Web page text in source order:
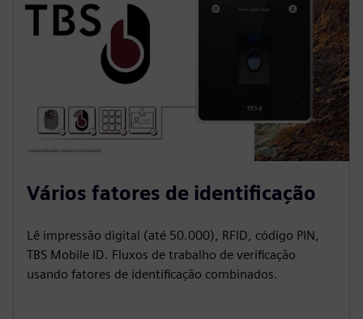
Vários fatores de identificação
Lê impressão digital (até 50.000), RFID, código PIN,
TBS Mobile ID. Fluxos de trabalho de verificação
usando fatores de identificação combinados.